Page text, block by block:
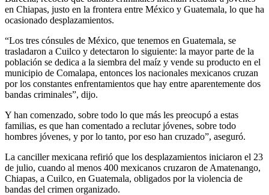
en Chiapas, justo en la frontera entre México y Guatemala, lo que ha
ocasionado desplazamientos.
“Los tres cónsules de México, que tenemos en Guatemala, se
trasladaron a Cuilco y detectaron lo siguiente: la mayor parte de la
población se dedica a la siembra del maíz y vende su producto en el
municipio de Comalapa, entonces los nacionales mexicanos cruzan
por los constantes enfrentamientos que hay entre aparentemente dos
bandas criminales”, dijo.
Y han comenzado, sobre todo lo que más les preocupó a estas
familias, es que han comentado a reclutar jóvenes, sobre todo
hombres jóvenes, y por lo tanto, por eso han cruzado”, aseguró.
La canciller mexicana refirió que los desplazamientos iniciaron el 23
de julio, cuando al menos 400 mexicanos cruzaron de Amatenango,
Chiapas, a Cuilco, en Guatemala, obligados por la violencia de
bandas del crimen organizado.